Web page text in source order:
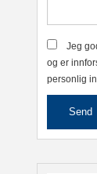
Jeg
og er
personlig